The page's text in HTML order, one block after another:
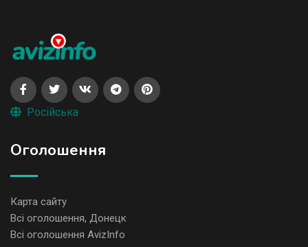
Російська
Оголошення
Карта сайту
Всі оголошення, Донецк
Всі оголошення AvizInfo